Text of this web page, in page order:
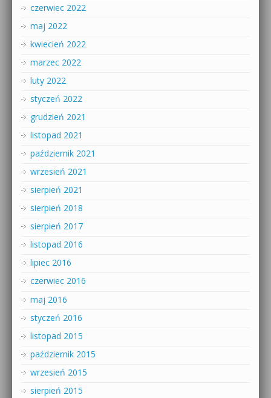
czerwiec 2022
maj 2022
kwiecień 2022
marzec 2022
luty 2022
styczeń 2022
grudzień 2021
listopad 2021
październik 2021
wrzesień 2021
sierpień 2021
sierpień 2018
sierpień 2017
listopad 2016
lipiec 2016
czerwiec 2016
maj 2016
styczeń 2016
listopad 2015
październik 2015
wrzesień 2015
sierpień 2015